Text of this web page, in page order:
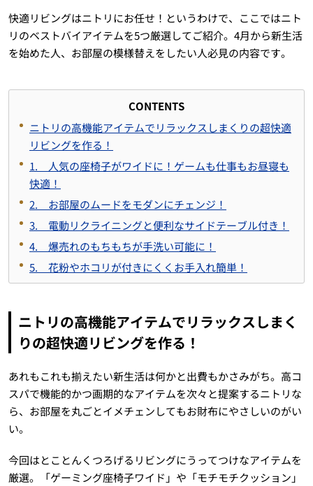
快適リビングはニトリにお任せ！というわけで、ここではニト
リのベストバイアイテムを5つ厳選してご紹介。4月から新生活
を始めた人、お部屋の模様替えをしたい人必見の内容です。
CONTENTS
ニトリの高機能アイテムでリラックスしまくりの超快適
リビングを作る！
1. 人気の座椅子がワイドに！ゲームも仕事もお昼寝も
快適！
2. お部屋のムードをモダンにチェンジ！
3. 電動リクライニングと便利なサイドテーブル付き！
4. 爆売れのもちもちが手洗い可能に！
5. 花粉やホコリが付きにくくお手入れ簡単！
ニトリの高機能アイテムでリラックスしまく
りの超快適リビングを作る！
あれもこれも揃えたい新生活は何かと出費もかさみがち。高コ
スパで機能的かつ画期的なアイテムを次々と提案するニトリな
ら、お部屋を丸ごとイメチェンしてもお財布にやさしいのがい
い。
今回はとことんくつろげるリビングにうってつけなアイテムを
厳選。「ゲーミング座椅子ワイド」や「モチモチクッション」